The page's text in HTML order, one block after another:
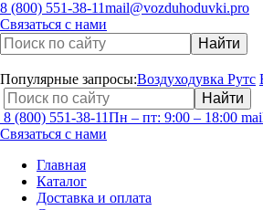
8 (800) 551-38-11mail@vozduhoduvki.pro
Связаться с нами
Популярные запросы:Воздуходувка Рутс
8 (800) 551-38-11Пн – пт: 9:00 – 18:00
Связаться с нами
Главная
Каталог
Доставка и оплата